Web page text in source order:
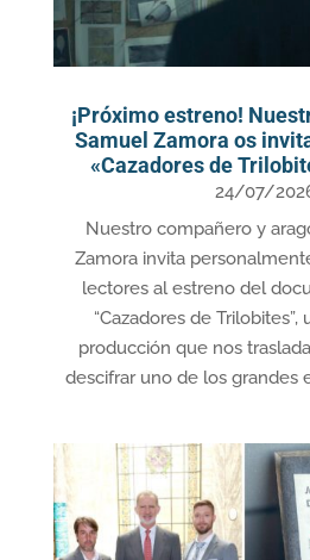
¡Próximo estreno!
Samuel Zamora os
«Cazadores de
24/07/
Nuestro compañero y
Zamora invita
lectores al estreno del
“Cazadores de
producción que nos
descifrar uno de los grandes